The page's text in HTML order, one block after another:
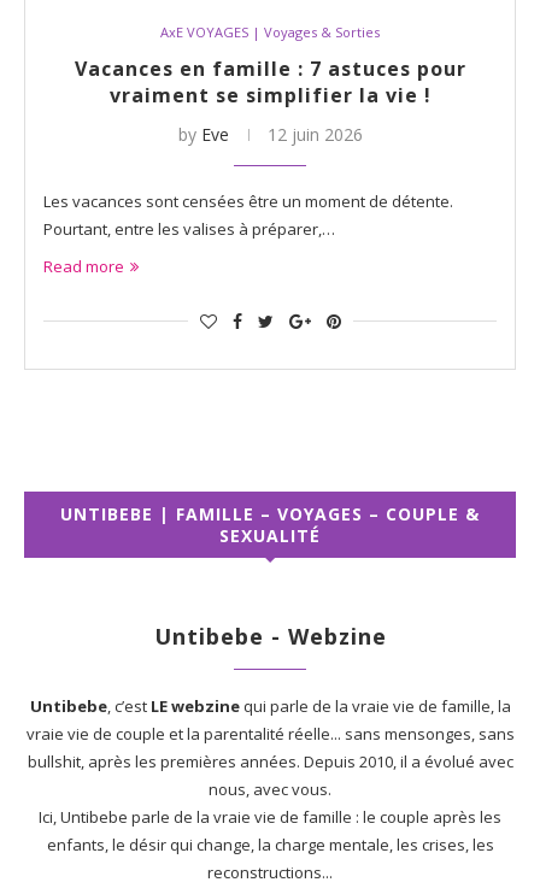
AxE VOYAGES | Voyages & Sorties
Vacances en famille : 7 astuces pour
vraiment se simplifier la vie !
by Eve 12 juin 2026
Les vacances sont censées être un moment de détente.
Pourtant, entre les valises à préparer,…
Read more
UNTIBEBE | FAMILLE – VOYAGES – COUPLE &
SEXUALITÉ
Untibebe - Webzine
Untibebe, c’est LE webzinequi parle de la vraie vie de famille, la
vraie vie de couple et la parentalité réelle... sans mensonges, sans
bullshit, après les premières années. Depuis 2010, il a évolué avec
nous, avec vous.
Ici, Untibebe parle de la vraie vie de famille : le couple après les
enfants, le désir qui change, la charge mentale, les crises, les
reconstructions...